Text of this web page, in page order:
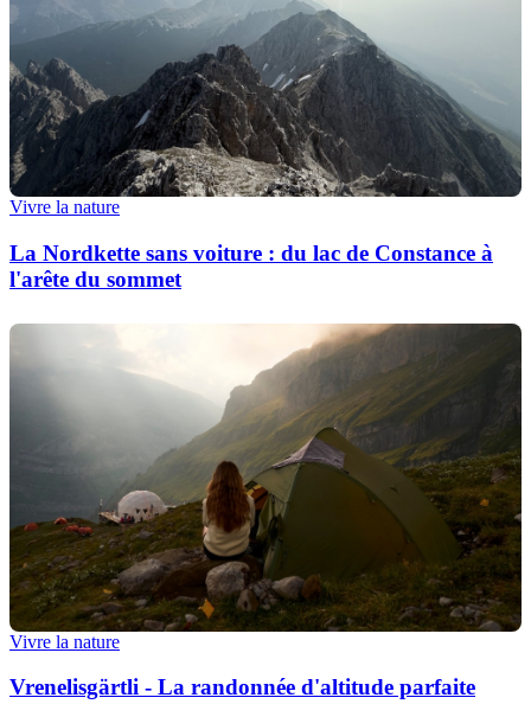
Vivre la nature
La Nordkette sans voiture : du lac de Constance à
l'arête du sommet
Vivre la nature
Vrenelisgärtli - La randonnée d'altitude parfaite